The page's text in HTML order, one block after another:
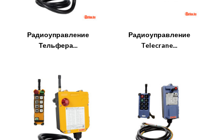
Радиоуправление
Тельфера...
Радиоуправление
Telecrane...